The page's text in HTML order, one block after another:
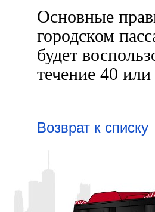
Основные
городском
будет
течение 40
Возврат к списку